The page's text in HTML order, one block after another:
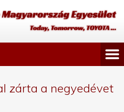
zárta a negyedévet